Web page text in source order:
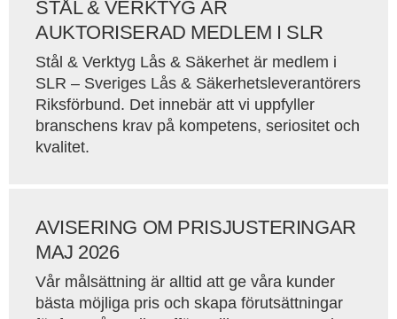
STÅL & VERKTYG ÄR
AUKTORISERAD MEDLEM I SLR
Stål & Verktyg Lås & Säkerhet är medlem i
SLR – Sveriges Lås & Säkerhetsleverantörers
Riksförbund. Det innebär att vi uppfyller
branschens krav på kompetens, seriositet och
kvalitet.
AVISERING OM PRISJUSTERINGAR
MAJ 2026
Vår målsättning är alltid att ge våra kunder
bästa möjliga pris och skapa förutsättningar